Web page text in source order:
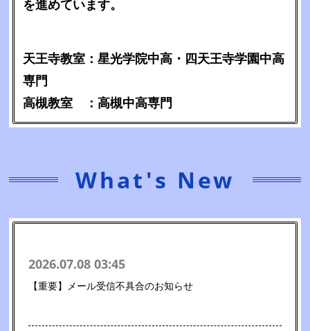
を進めています。
天王寺教室：星光学院中高・四天王寺学園中高
専門
高槻教室 ：高槻中高専門
What's New
2026.07.08 03:45
【重要】メール受信不具合のお知らせ